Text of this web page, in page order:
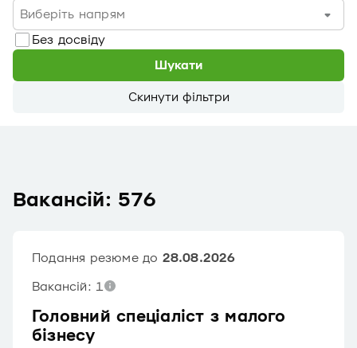
Виберіть напрям
Без досвіду
Шукати
Скинути фільтри
Вакансій: 576
Головний спеціаліст з малого
бізнесу
Подання резюме до 28.08.2026
Вакансій: 1